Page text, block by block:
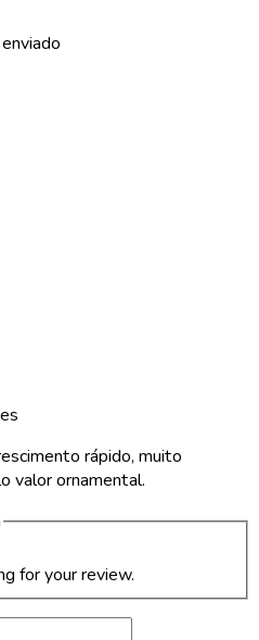
rápido, muito
valor ornamental.
for your review.